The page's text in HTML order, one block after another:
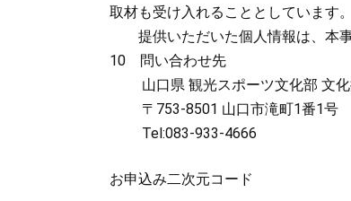
取材も受け入れることとしています。
提供いただいた個人情報は、本事
10 問い合わせ先
山口県 観光スポーツ文化部 文化
〒753-8501 山口市滝町1番1号
Tel:083-933-4666
お申込み二次元コード